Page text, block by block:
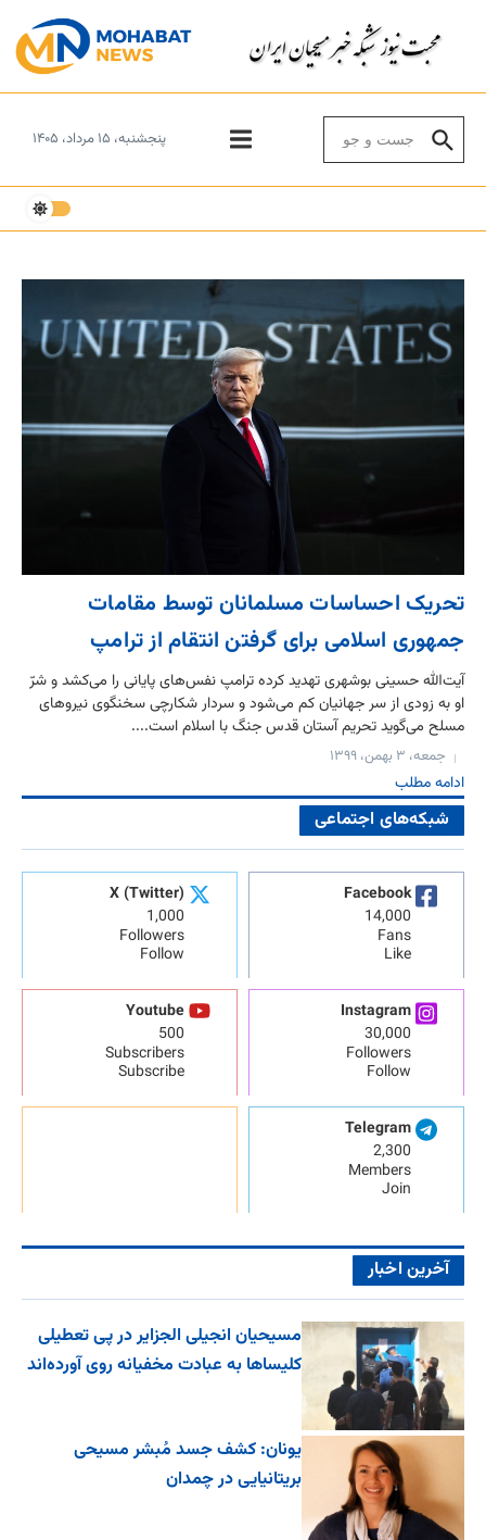
پنجشنبه، ۱۵ مرداد، ۱۴۰۵
تحریک احساسات مسلمانان توسط مقامات
جمهوری اسلامی برای گرفتن انتقام از ترامپ
آیت‌‌الله حسینی بوشهری تهدید کرده ترامپ نفس‌‌های پایانی را می‌‌کشد و شرّ
او به زودی از سر جهانیان کم می‌شود و سردار شکارچی سخنگوی نیروهای
مسلح می‌گوید تحریم آستان قدس جنگ با اسلام است....
جمعه، ۳ بهمن، ۱۳۹۹
ادامه مطلب
شبکه‌های اجتماعی
Facebook
14,000
Fans
Like
X (Twitter)
1,000
Followers
Follow
Instagram
30,000
Followers
Follow
Youtube
500
Subscribers
Subscribe
Telegram
2,300
Members
Join
آخرین اخبار
مسیحیان انجیلی الجزایر در پی تعطیلی
کلیساها به عبادت مخفیانه روی آورده‌اند
یونان: کشف جسد مُبشر مسیحی
بریتانیایی در چمدان